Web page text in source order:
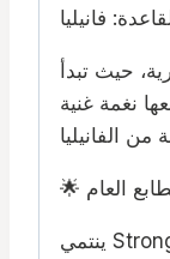
فانيليا
حيث تبدأ
نغمة غنية
العام
ينتمي Strong Me إلى فئة العطور الشرقية